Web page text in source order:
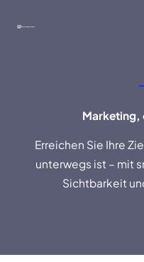
Inhalt
Marketing,
Erreichen Sie Ihre
unterwegs ist – mit
Sichtbarkeit